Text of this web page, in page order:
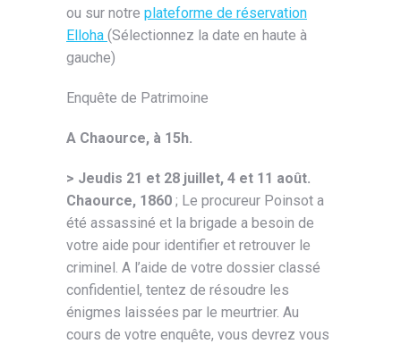
ou sur notre plateforme de réservation
Elloha (Sélectionnez la date en haute à
gauche)
Enquête de Patrimoine
A Chaource, à 15h.
> Jeudis 21 et 28 juillet, 4 et 11 août.
Chaource, 1860 ; Le procureur Poinsot a
été assassiné et la brigade a besoin de
votre aide pour identifier et retrouver le
criminel. A l’aide de votre dossier classé
confidentiel, tentez de résoudre les
énigmes laissées par le meurtrier. Au
cours de votre enquête, vous devrez vous